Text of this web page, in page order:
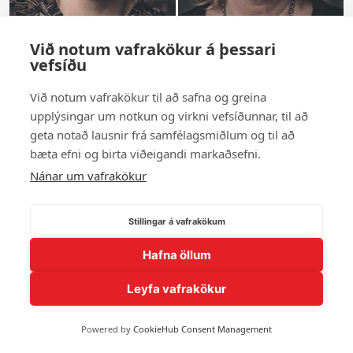
Gauja Jóns
Sýna fleiri andlit
Við notum vafrakökur á þessari
vefsíðu
Við notum vafrakökur til að safna og greina
upplýsingar um notkun og virkni vefsíðunnar, til að
geta notað lausnir frá samfélagsmiðlum og til að
bæta efni og birta viðeigandi markaðsefni.
Nánar um vafrakökur
Stillingar á vafrakökum
Hafna öllum
Leyfa vafrakökur
Powered by CookieHub Consent Management